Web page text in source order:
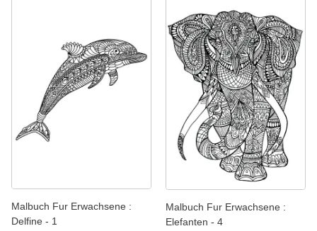
Malbuch Fur Erwachsene :
Delfine - 1
Malbuch Fur Erwachsene :
Elefanten - 4